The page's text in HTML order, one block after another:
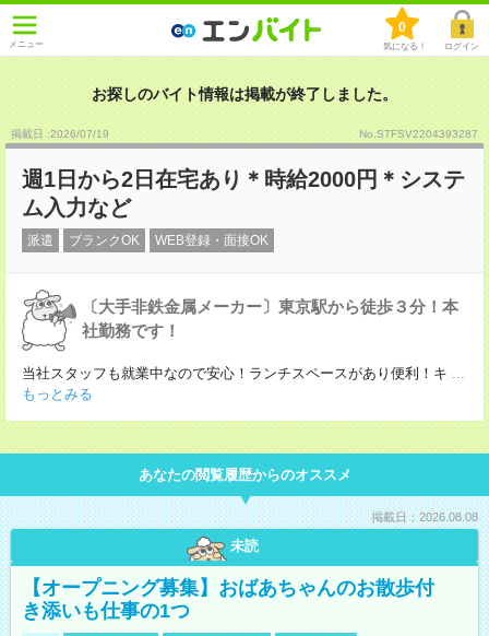
メニュー
0
気になる！ ログイン
お探しのバイト情報は掲載が終了しました。
掲載日 :2026/07/19 No.STFSV2204393287
週1日から2日在宅あり＊時給2000円＊システ
ム入力など
派遣 ブランクOK WEB登録・面接OK
〔大手非鉄金属メーカー〕東京駅から徒歩３分！本
社勤務です！
当社スタッフも就業中なので安心！ランチスペースがあり便利！キ ...
もっとみる
あなたの閲覧履歴からのオススメ
掲載日：2026.08.08
未読
【オープニング募集】おばあちゃんのお散歩付
き添いも仕事の1つ